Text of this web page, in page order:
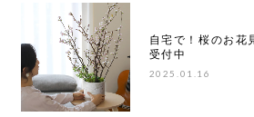
自宅で！桜のお花
受付中
2025.01.16